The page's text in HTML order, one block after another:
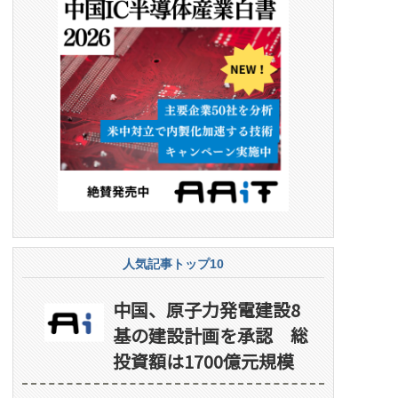
人気記事トップ10
中国、原子力発電建設8
基の建設計画を承認 総
投資額は1700億元規模